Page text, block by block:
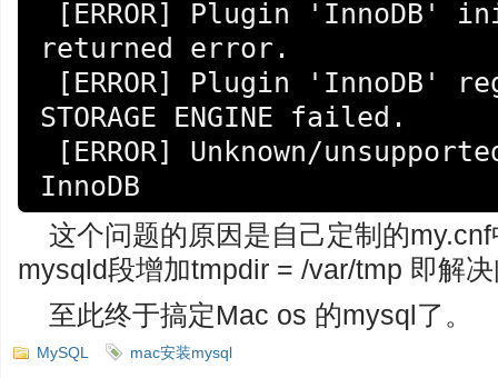
returned error.
STORAGE ENGINE failed.
InnoDB
这个问题的原因是自己定制的
mysqld段增加tmpdir = /var/tmp 即解
至此终于搞定Mac os 的mysql了。
MySQL mac安装mysql